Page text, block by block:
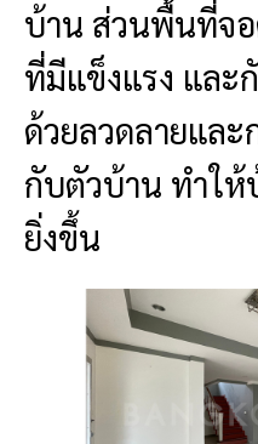
บ้าน ส่วนพื้นที่จอ
ที่มีแข็งแรง และ
ด้วยลวดลายและ
กับตัวบ้าน ทำให้
ยิ่งขึ้น